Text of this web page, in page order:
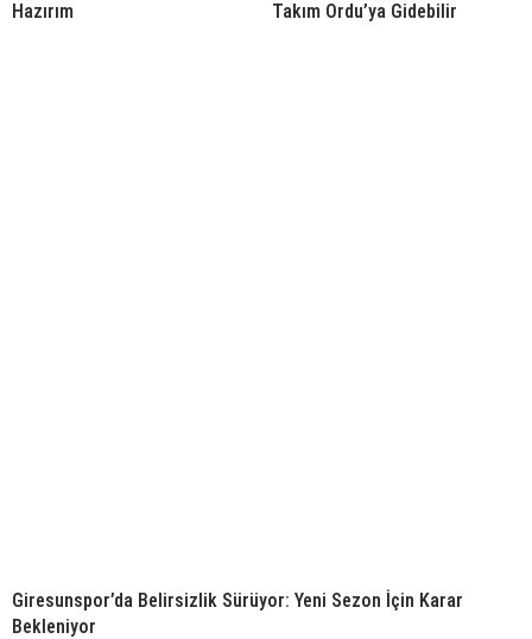
Hazırım
Takım Ordu’ya Gidebilir
Giresunspor’da Belirsizlik Sürüyor: Yeni Sezon İçin Karar
Bekleniyor